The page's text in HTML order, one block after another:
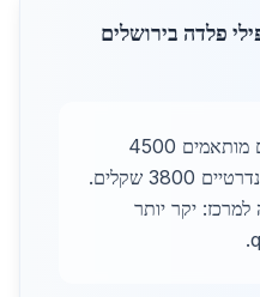
פלדה בירושלים
בירושלים 2026, פרופילים מותאמים 4500
שקלים לטון, פרופילים סטנדרטיים 3800 שקלים.
יקר יותר